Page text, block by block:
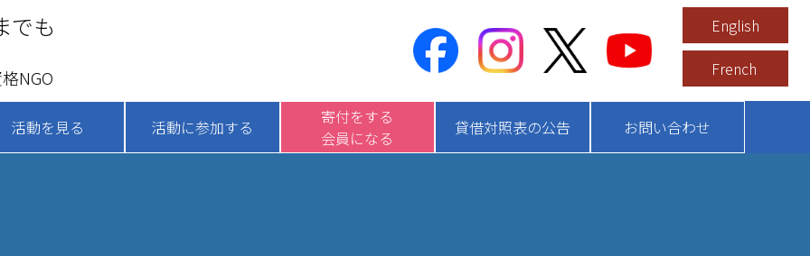
でも
NGO
English
French
活動を見る 活動に参加する
寄付をする
会員になる
貸借対照表の公告 お問い合わせ